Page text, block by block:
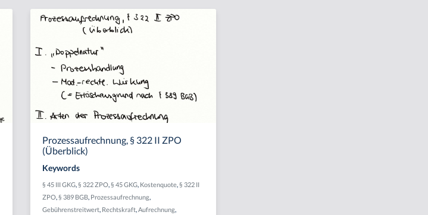
Prozessaufrechnung, § 322 II ZPO
(Überblick)
Keywords
§ 45 III GKG,§ 322 ZPO,§ 45 GKG, Kostenquote,§ 322 II
ZPO,§ 389 BGB, Prozessaufrechnung,
Gebührenstreitwert, Rechtskraft,Aufrechnung,